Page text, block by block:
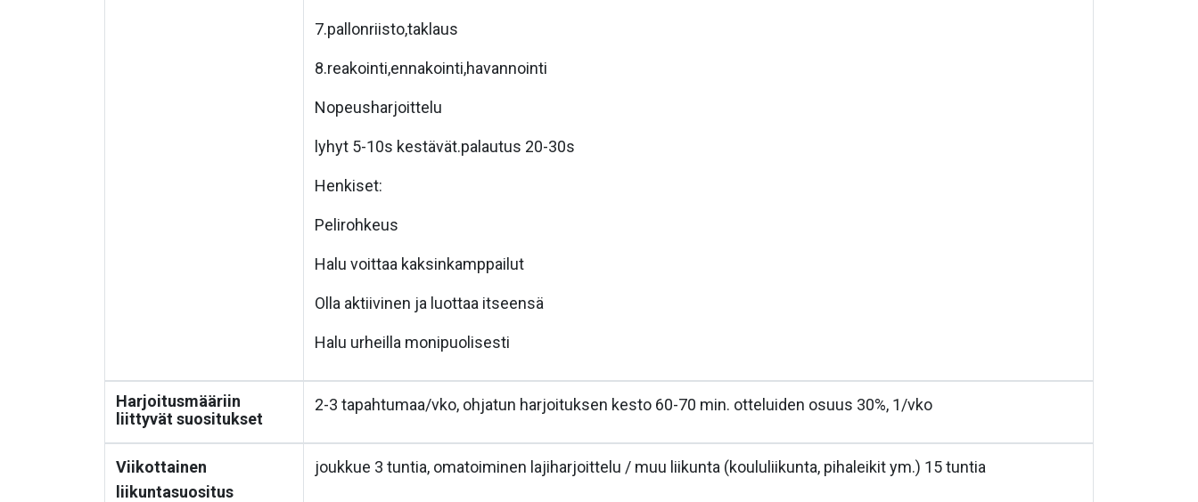
7.pallonriisto,taklaus
8.reakointi,ennakointi,havannointi
Nopeusharjoittelu
lyhyt 5-10s kestävät.palautus 20-30s
Henkiset:
Pelirohkeus
Halu voittaa kaksinkamppailut
Olla aktiivinen ja luottaa itseensä
Halu urheilla monipuolisesti
Harjoitusmääriin
liittyvät suositukset
2-3 tapahtumaa/vko, ohjatun harjoituksen kesto 60-70 min. otteluiden osuus 30%, 1/vko
Viikottainen
liikuntasuositus
joukkue 3 tuntia, omatoiminen lajiharjoittelu / muu liikunta (koululiikunta, pihaleikit ym.) 15 tuntia